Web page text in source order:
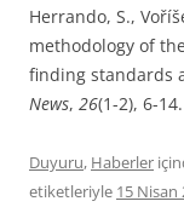
Herrando, S.,
methodology of
finding standards
News, 26(1-2), 6-14.
Duyuru, Haberler
etiketleriyle 15 Nisan